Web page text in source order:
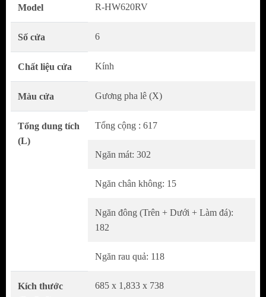
Sở Hữu Các Tính Năng Tiên Tiến
Model R-HW620RV
Số cửa 6
Chất liệu cửa Kính
Màu cửa Gương pha lê (X)
Tổng dung tích
(L)
Tổng cộng : 617
Ngăn mát: 302
Ngăn chân không: 15
Ngăn đông (Trên + Dưới + Làm đá):
182
Ngăn rau quả: 118
Kích thước
685 x 1,833 x 738